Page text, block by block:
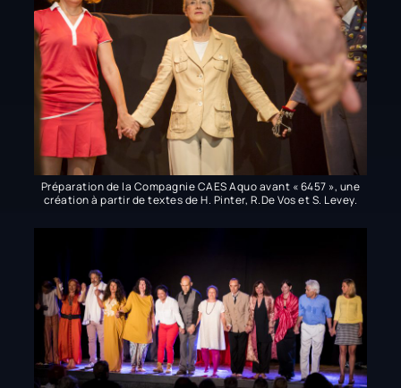
Préparation de la Compagnie CAES Aquo avant « 6457 », une
création à partir de textes de H. Pinter, R.De Vos et S. Levey.